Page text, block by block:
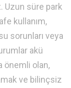
Uzun süre park
kullanım,
sorunları veya
akü
önemli olan,
ve bilinçsiz